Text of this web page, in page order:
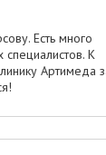
Есть много
К
Артимеда